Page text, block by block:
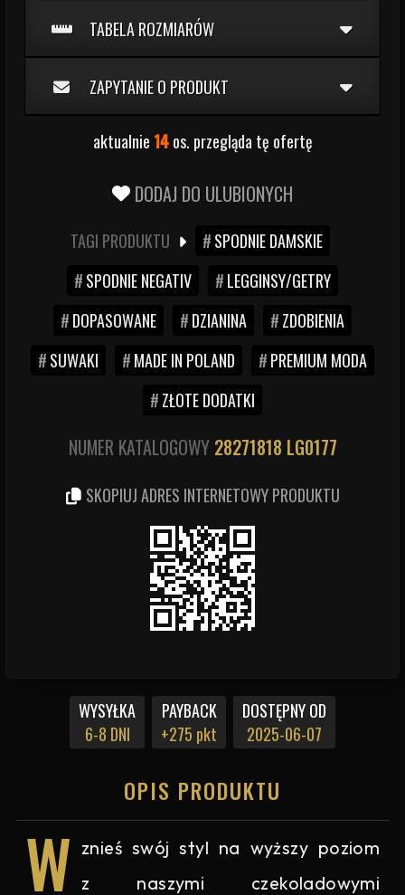
WYSYŁKA
6-8 DNI
PAYBACK
+275 pkt
DOSTĘPNY OD
2025-06-07
OPIS PRODUKTU
W znieś swój styl na wyższy poziom
z naszymi czekoladowymi
TABELA ROZMIARÓW
ZAPYTANIE O PRODUKT
aktualnie 14os. przegląda tę ofertę
DODAJ DO ULUBIONYCH
TAGI PRODUKTU
SPODNIE DAMSKIE
SPODNIE NEGATIV
LEGGINSY/GETRY
DOPASOWANE
DZIANINA
ZDOBIENIA
SUWAKI
MADE IN POLAND
PREMIUM MODA
ZŁOTE DODATKI
NUMER KATALOGOWY 28271818 LG0177
SKOPIUJ ADRES INTERNETOWY PRODUKTU